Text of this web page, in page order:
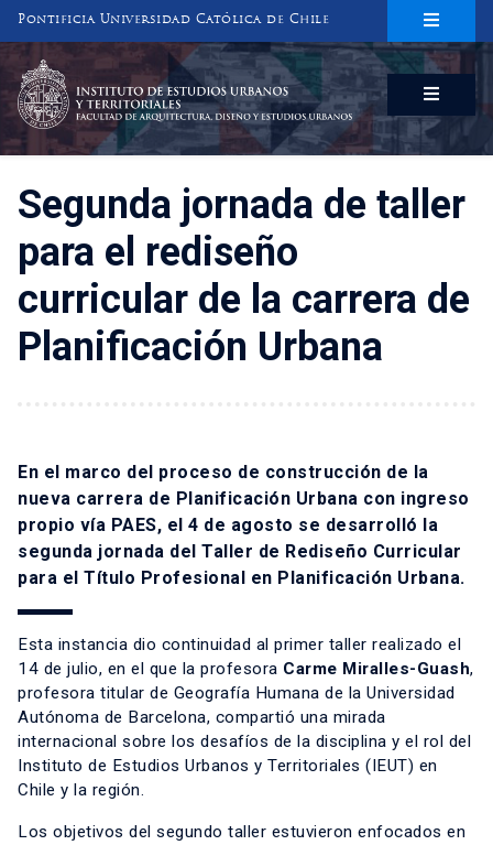
Pontificia Universidad Católica de Chile
INSTITUTO DE ESTUDIOS URBANOS
Y TERRITORIALES
FACULTAD DE ARQUITECTURA, DISEÑO Y ESTUDIOS URBANOS
Segunda jornada de taller
para el rediseño
curricular de la carrera de
Planificación Urbana
En el marco del proceso de construcción de la
nueva carrera de Planificación Urbana con ingreso
propio vía PAES, el 4 de agosto se desarrolló la
segunda jornada del Taller de Rediseño Curricular
para el Título Profesional en Planificación Urbana.
Esta instancia dio continuidad al primer taller realizado el
14 de julio, en el que la profesora Carme Miralles-Guash,
profesora titular de Geografía Humana de la Universidad
Autónoma de Barcelona, compartió una mirada
internacional sobre los desafíos de la disciplina y el rol del
Instituto de Estudios Urbanos y Territoriales (IEUT) en
Chile y la región.
Los objetivos del segundo taller estuvieron enfocados en